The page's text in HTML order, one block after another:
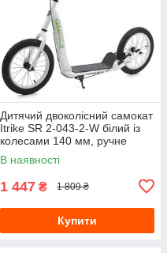
Дитячий двоколісний самокат
Itrike SR 2-043-2-W білий із
колесами 140 мм, ручне
гальмо
В наявності
1 447 ₴ 1 809 ₴
Купити